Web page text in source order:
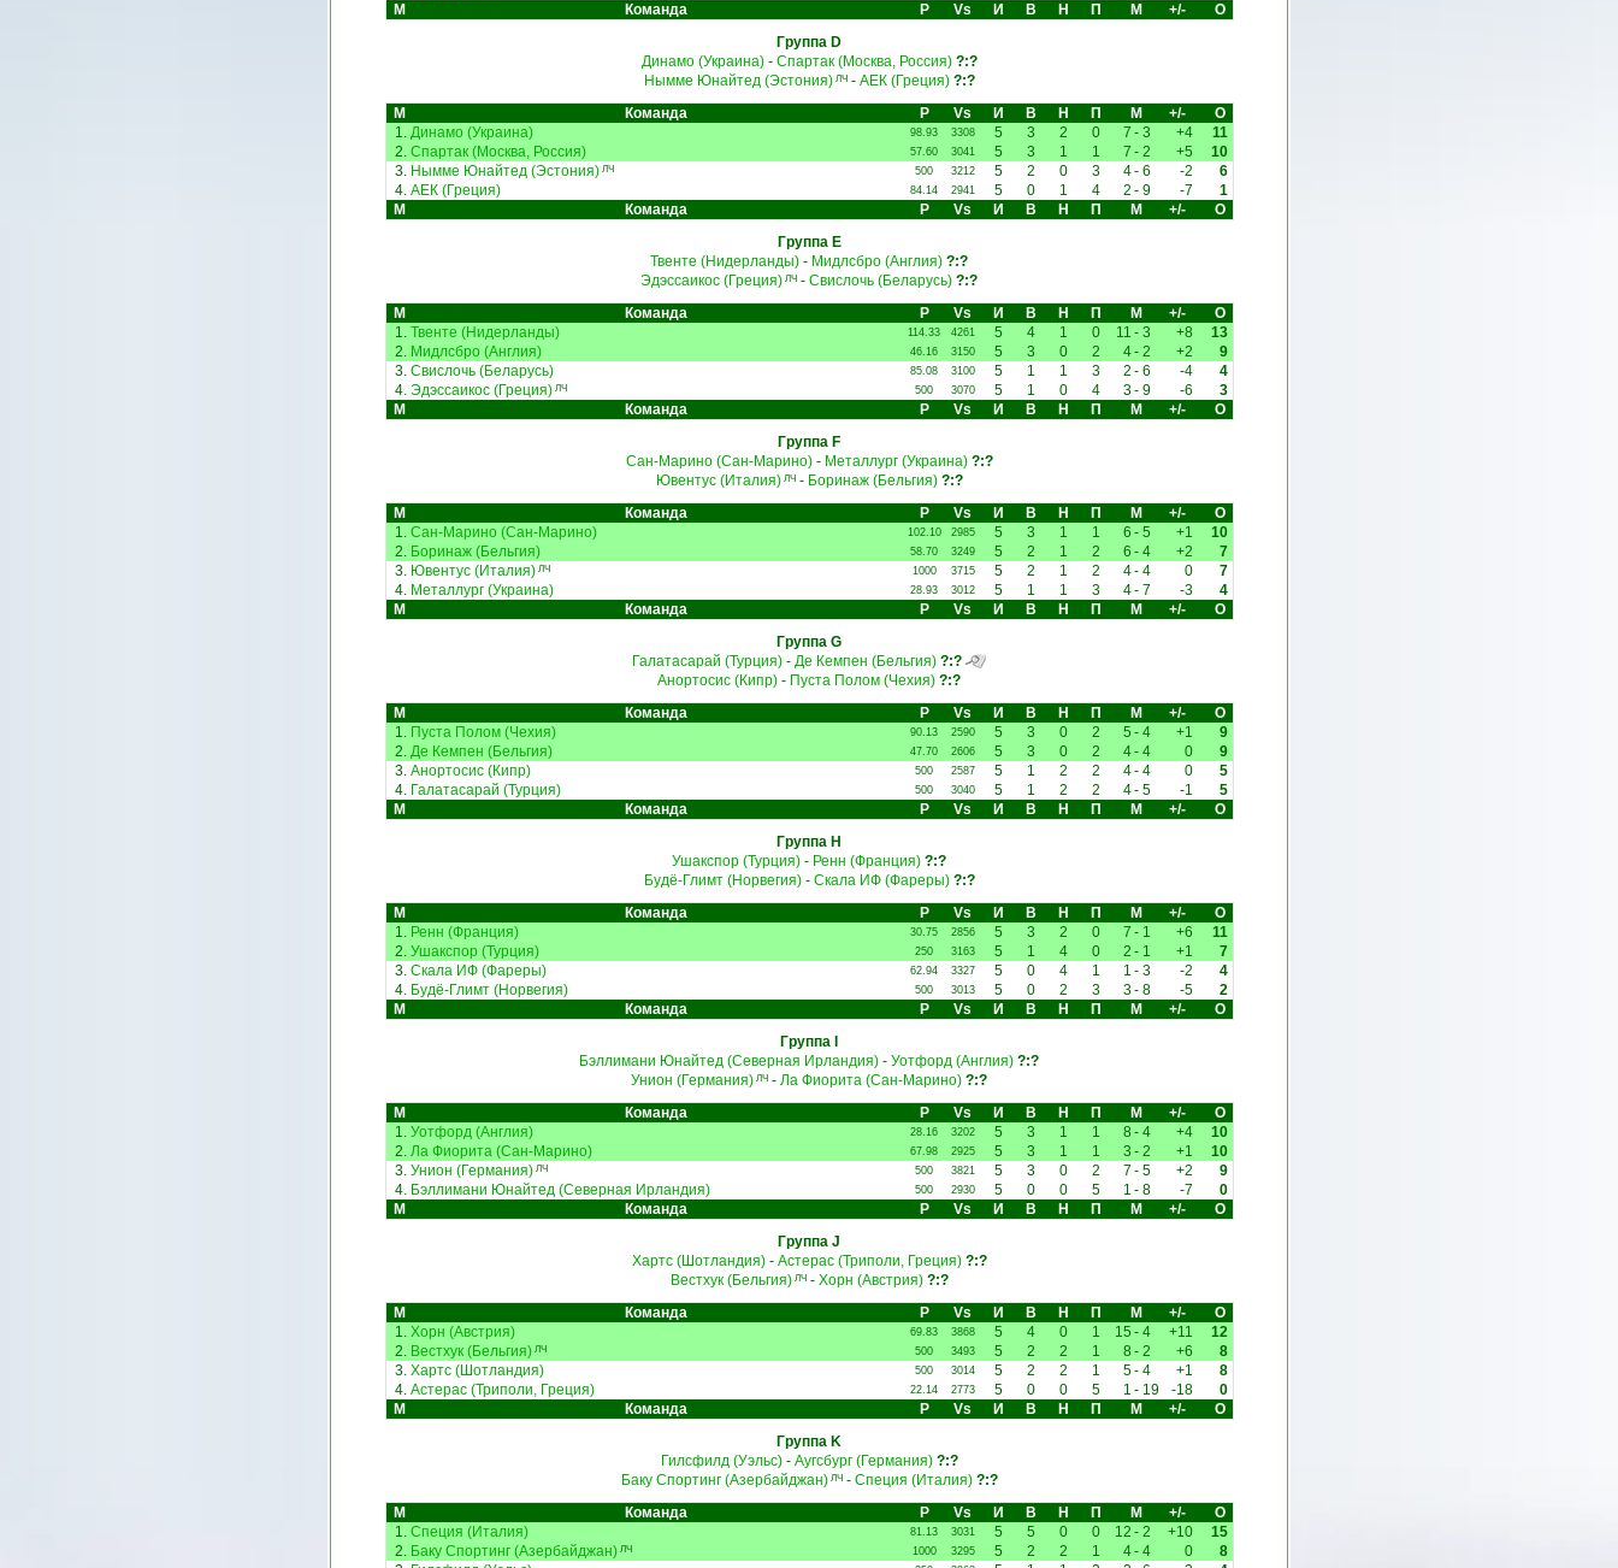
М
Команда Р Vs И В Н П М +/-
О
Группа D
Динамо (Украина)- Спартак (Москва, Россия) ?:?
Нымме Юнайтед (Эстония)ЛЧ- АЕК (Греция) ?:?
М
Команда Р Vs И В Н П М +/-
О
1. Динамо (Украина) 98.93 3308 5 3 2 0 7 - 3 +4
11
2. Спартак (Москва, Россия) 57.60 3041 5 3 1 1 7 - 2 +5
10
3. Нымме Юнайтед (Эстония)ЛЧ 500 3212 5 2 0 3 4- 6 -2
6
4. АЕК (Греция) 84.14 2941 5 0 1 4 2 - 9 -7
1
М
Команда Р Vs И В Н П М +/-
О
Группа E
Твенте (Нидерланды) - Мидлсбро (Англия) ?:?
Эдэссаикос (Греция) ЛЧ - Свислочь (Беларусь) ?:?
М
Команда Р Vs И В Н П М +/-
О
1. Твенте (Нидерланды) 114.33 4261 5 4 1 0 11 - 3 +8
13
2. Мидлсбро (Англия) 46.16 3150 5 3 0 2 4- 2 +2
9
3. Свислочь (Беларусь) 85.08 3100 5 1 1 3 2 - 6 -4
4
4. Эдэссаикос (Греция)ЛЧ 500 3070 5 1 0 4 3- 9 -6
3
М
Команда Р Vs И В Н П М +/-
О
Группа F
Сан-Марино (Сан-Марино)- Металлург (Украина) ?:?
Ювентус (Италия)ЛЧ- Боринаж (Бельгия) ?:?
М
Команда Р Vs И В Н П М +/-
О
1. Сан-Марино (Сан-Марино) 102.10 2985 5 3 1 1 6 - 5 +1
10
2. Боринаж (Бельгия) 58.70 3249 5 2 1 2 6 - 4 +2
7
3. Ювентус (Италия)ЛЧ 1000 3715 5 2 1 2 4- 4 0
7
4. Металлург (Украина) 28.93 3012 5 1 1 3 4- 7 -3
4
М
Команда Р Vs И В Н П М +/-
О
Группа G
Галатасарай (Турция) - Де Кемпен (Бельгия) ?:?
Анортосис (Кипр) - Пуста Полом (Чехия) ?:?
М
Команда Р Vs И В Н П М +/-
О
1. Пуста Полом (Чехия) 90.13 2590 5 3 0 2 5 - 4 +1
9
2. Де Кемпен (Бельгия) 47.70 2606 5 3 0 2 4- 4 0
9
3. Анортосис (Кипр) 500 2587 5 1 2 2 4- 4 0
5
4. Галатасарай (Турция) 500 3040 5 1 2 2 4- 5 -1
5
М
Команда Р Vs И В Н П М +/-
О
Группа H
Ушакспор (Турция) - Ренн (Франция) ?:?
Будё-Глимт (Норвегия)- Скала ИФ (Фареры) ?:?
М
Команда Р Vs И В Н П М +/-
О
1. Ренн (Франция) 30.75 2856 5 3 2 0 7 - 1 +6
11
2. Ушакспор (Турция) 250 3163 5 1 4 0 2 - 1 +1
7
3. Скала ИФ (Фареры) 62.94 3327 5 0 4 1 1 - 3 -2
4
4. Будё-Глимт (Норвегия) 500 3013 5 0 2 3 3- 8 -5
2
М
Команда Р Vs И В Н П М +/-
О
Группа I
Бэллимани Юнайтед (Северная Ирландия) - Уотфорд (Англия) ?:?
Унион (Германия) ЛЧ - Ла Фиорита (Сан-Марино) ?:?
М
Команда Р Vs И В Н П М +/-
О
1. Уотфорд (Англия) 28.16 3202 5 3 1 1 8 - 4 +4
10
2. Ла Фиорита (Сан-Марино) 67.98 2925 5 3 1 1 3 - 2 +1
10
3. Унион (Германия)ЛЧ 500 3821 5 3 0 2 7 - 5 +2
9
4. Бэллимани Юнайтед (Северная Ирландия) 500 2930 5 0 0 5 1 - 8 -7
0
М
Команда Р Vs И В Н П М +/-
О
Группа J
Хартс (Шотландия)- Астерас (Триполи, Греция) ?:?
Вестхук (Бельгия)ЛЧ- Хорн (Австрия) ?:?
М
Команда Р Vs И В Н П М +/-
О
1. Хорн (Австрия) 69.83 3868 5 4 0 1 15 - 4 +11
12
2. Вестхук (Бельгия)ЛЧ 500 3493 5 2 2 1 8 - 2 +6
8
3. Хартс (Шотландия) 500 3014 5 2 2 1 5- 4 +1
8
4. Астерас (Триполи, Греция) 22.14 2773 5 0 0 5 1 - 19 -18
0
М
Команда Р Vs И В Н П М +/-
О
Группа K
Гилсфилд (Уэльс)- Аугсбург (Германия) ?:?
Баку Спортинг (Азербайджан)ЛЧ- Специя (Италия) ?:?
М
Команда Р Vs И В Н П М +/-
О
1. Специя (Италия) 81.13 3031 5 5 0 0 12 - 2 +10
15
2. Баку Спортинг (Азербайджан)ЛЧ 1000 3295 5 2 2 1 4- 4 0
8